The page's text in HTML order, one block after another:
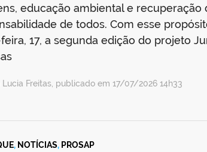
educação ambiental e recuperação
de todos. Com esse
17, a segunda edição do projeto
Lucia Freitas, publicado em 17/07/2026 14h33
, NOTÍCIAS, PROSAP